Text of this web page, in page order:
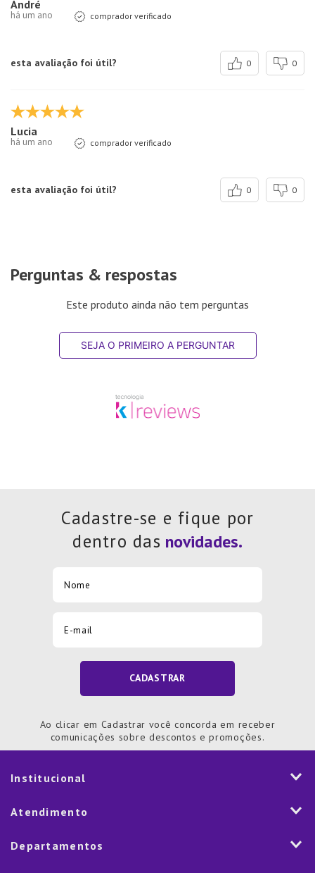
André
há um ano comprador verificado
esta avaliação foi útil? 0 0
Lucia
há um ano comprador verificado
esta avaliação foi útil? 0 0
Perguntas & respostas
Este produto ainda não tem perguntas
SEJA O PRIMEIRO A PERGUNTAR
Cadastre-se e fique por
dentro das
CADASTRAR
Ao clicar em Cadastrar você concorda em receber
comunicações sobre descontos e promoções.
Institucional
História
Nossas Lojas
Atendimento
Departamentos